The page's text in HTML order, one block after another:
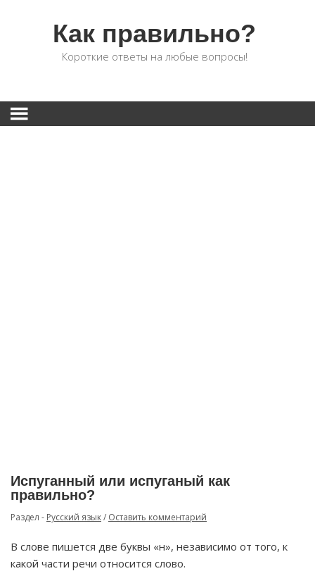
Как правильно?
Короткие ответы на любые вопросы!
Испуганный или испуганый как
правильно?
Раздел - Русский язык/ Оставить комментарий
В слове пишется две буквы «н», независимо от того, к
какой части речи относится слово.